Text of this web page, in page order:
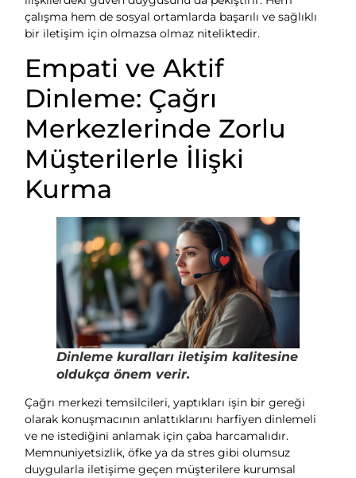
çalışma hem de sosyal ortamlarda başarılı ve sağlıklı
bir iletişim için olmazsa olmaz niteliktedir.
Empati ve Aktif
Dinleme: Çağrı
Merkezlerinde Zorlu
Müşterilerle İlişki
Kurma
Dinleme kuralları iletişim kalitesine
oldukça önem verir.
Çağrı merkezi temsilcileri, yaptıkları işin bir gereği
olarak konuşmacının anlattıklarını harfiyen dinlemeli
ve ne istediğini anlamak için çaba harcamalıdır.
Memnuniyetsizlik, öfke ya da stres gibi olumsuz
duygularla iletişime geçen müşterilere kurumsal